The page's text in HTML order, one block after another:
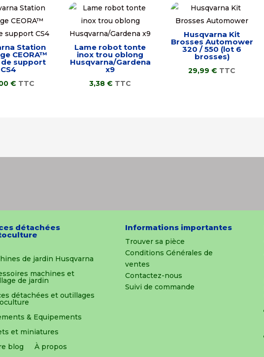
Station
CEORA™
de support
CS4
€ TTC
Lame robot tonte
inox trou oblong
Husqvarna/Gardena
x9
3,38€ TTC
Husqvarna Kit
Brosses Automower
320 / 550 (lot 6
brosses)
29,99€ TTC
détachées
de jardin Husqvarna
machines et
de jardin
détachées et outillages
& Equipements
et miniatures
blog
À propos
Informations importantes
Trouver sa pièce
Conditions Générales de
ventes
Contactez-nous
Suivi de commande